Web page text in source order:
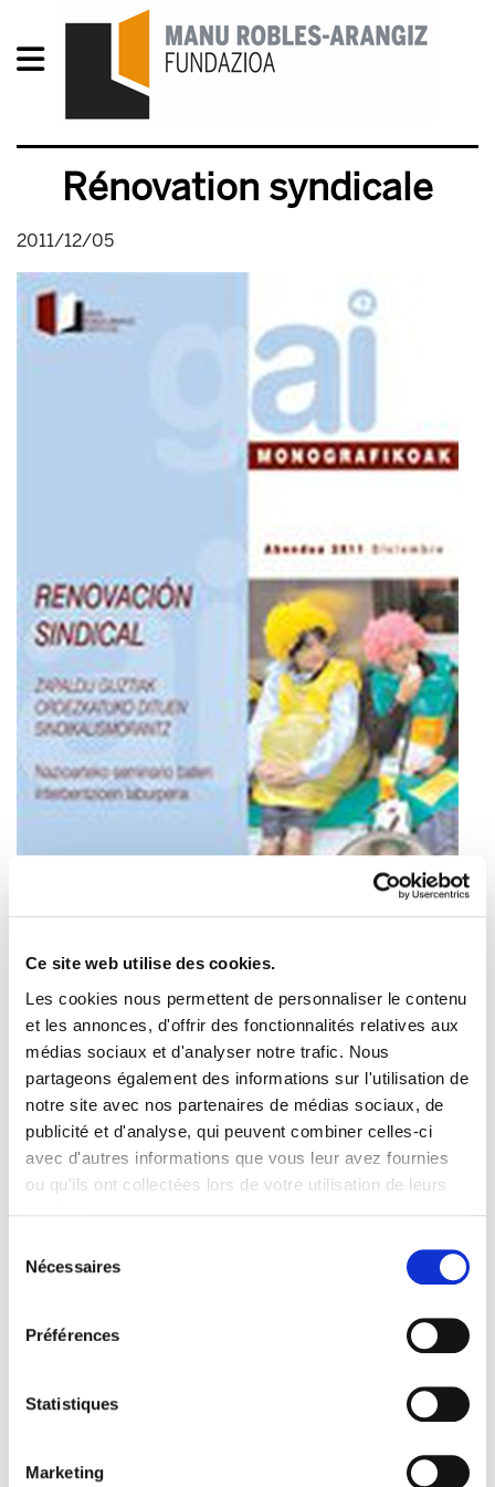
Ce site web utilise des cookies.
Les cookies nous permettent de personnaliser le contenu
et les annonces, d'offrir des fonctionnalités relatives aux
médias sociaux et d'analyser notre trafic. Nous
partageons également des informations sur l'utilisation de
notre site avec nos partenaires de médias sociaux, de
publicité et d'analyse, qui peuvent combiner celles-ci
avec d'autres informations que vous leur avez fournies
ou qu'ils ont collectées lors de votre utilisation de leurs
Nécessaires
Préférences
Statistiques
Marketing
Rénovation syndicale
2011/12/05
eta sindikatu beraien esku? Erronka handiak ditu
munduak gainean, eta baita sindikalismoak berak
ere. 42 Gai Monografikoa kalean da gai hauen
inguruan irtenbideak proposatuz. Bertan
jasotakoak ekainean UNED Bergara eta Manu
Robles-Arangiz Instituak antolatutako
nazioarteko jardunaldian azaldutakoak
En nuestras manos (Xabi Anza)
Militanteak dira botere sindikala (Unai Martinez, ELA
ORDEZKARIEN ZILEGITASUNA
La representación sindical en crisis (Adelheid Hege)
Las fuentes de poder en ELA (Xabi Anza)